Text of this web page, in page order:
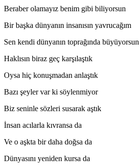
Beraber olamayız benim gibi biliyorsun
Bir başka dünyanın insanısın yavrucağım
Sen kendi dünyanın toprağında büyüyorsun
Haklısın biraz geç karşılaştık
Oysa hiç konuşmadan anlaştık
Bazı şeyler var ki söylenmiyor
Biz seninle sözleri susarak aştık
İnsan acılarla kıvransa da
Ve o aşkta bir daha doğsa da
Dünyasını yeniden kursa da